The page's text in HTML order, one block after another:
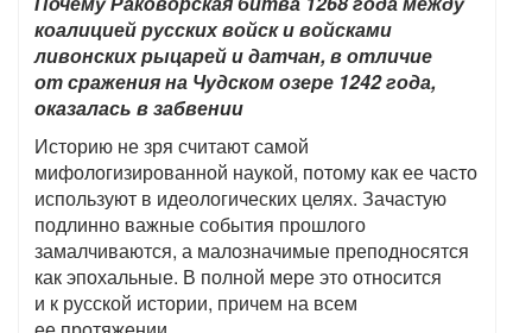
коалицией русских войск и войсками
ливонских рыцарей и датчан, в отличие
от сражения на Чудском озере 1242 года,
оказалась в забвении
Историю не зря считают самой
мифологизированной наукой, потому как ее часто
используют в идеологических целях. Зачастую
подлинно важные события прошлого
замалчиваются, а малозначимые преподносятся
как эпохальные. В полной мере это относится
и к русской истории, причем на всем